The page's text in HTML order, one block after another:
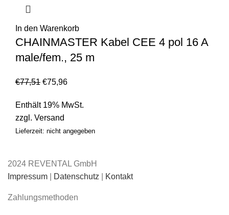
In den Warenkorb
CHAINMASTER Kabel CEE 4 pol 16 A
male/fem., 25 m
€77,51 €75,96
Enthält 19% MwSt.
zzgl. Versand
Lieferzeit: nicht angegeben
2024 REVENTAL GmbH
Impressum
Datenschutz Kontakt
Zahlungsmethoden